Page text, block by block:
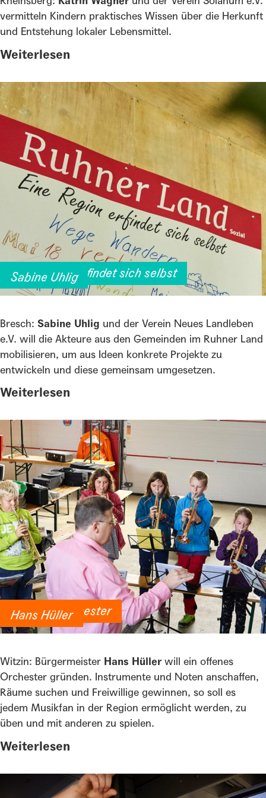
vermitteln Kindern praktisches Wissen über die Herkunft
und Entstehung lokaler Lebensmittel.
Weiterlesen
Sabine Uhlig
Eine Region erfindet sich selbst
Bresch: Sabine Uhlig und der Verein Neues Landleben
e.V. will die Akteure aus den Gemeinden im Ruhner Land
mobilisieren, um aus Ideen konkrete Projekte zu
entwickeln und diese gemeinsam umgesetzen.
Weiterlesen
Hans Hüller
Offenes Orchester
Witzin: Bürgermeister Hans Hüller will ein offenes
Orchester gründen. Instrumente und Noten anschaffen,
Räume suchen und Freiwillige gewinnen, so soll es
jedem Musikfan in der Region ermöglicht werden, zu
üben und mit anderen zu spielen.
Weiterlesen